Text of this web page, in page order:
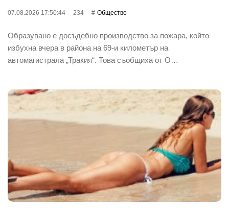
07.08.2026 17:50:44 234 Общество
Образувано е досъдебно производство за пожара, който
избухна вчера в района на 69-и километър на
автомагистрала „Тракия“. Това съобщиха от О…